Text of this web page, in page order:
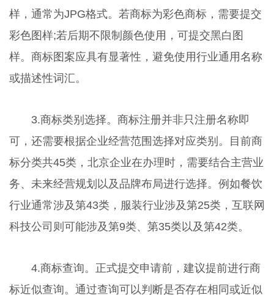
样，通常为JPG格式。若商标为彩色商标，需要提交
彩色图样;若后期不限制颜色使用，可提交黑白图
样。商标图案应具有显著性，避免使用行业通用名称
或描述性词汇。
3.商标类别选择。商标注册并非只注册名称即
可，还需要根据企业经营范围选择对应类别。目前商
标分类共45类，北京企业在办理时，需要结合主营业
务、未来经营规划以及品牌布局进行选择。例如餐饮
行业通常涉及第43类，服装行业涉及第25类，互联网
科技公司则可能涉及第9类、第35类以及第42类。
4.商标查询。正式提交申请前，建议提前进行商
标近似查询。通过查询可以判断是否存在相同或近似